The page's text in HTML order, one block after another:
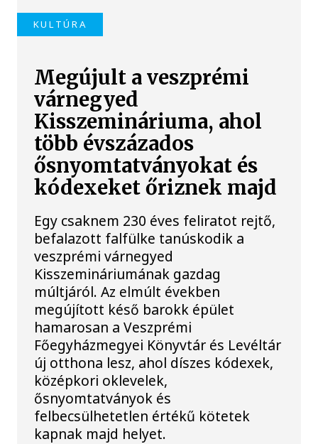
KULTÚRA
Megújult a veszprémi
várnegyed
Kisszemináriuma, ahol
több évszázados
ősnyomtatványokat és
kódexeket őriznek majd
Egy csaknem 230 éves feliratot rejtő,
befalazott falfülke tanúskodik a
veszprémi várnegyed
Kisszemináriumának gazdag
múltjáról. Az elmúlt években
megújított késő barokk épület
hamarosan a Veszprémi
Főegyházmegyei Könyvtár és Levéltár
új otthona lesz, ahol díszes kódexek,
középkori oklevelek,
ősnyomtatványok és
felbecsülhetetlen értékű kötetek
kapnak majd helyet.